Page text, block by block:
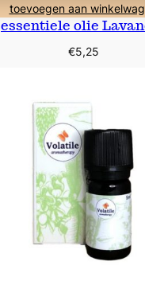
toevoegen aan
essentiele olie
€5,25